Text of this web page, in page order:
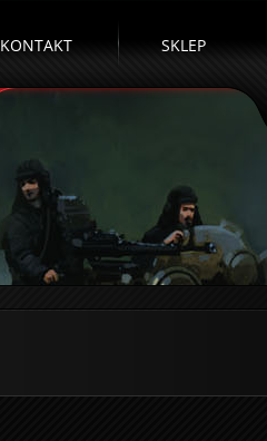
KONTAKT SKLEP